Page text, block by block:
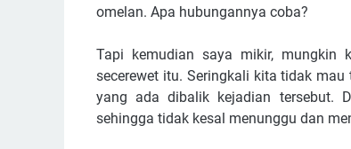
omelan. Apa hubungannya coba?
Tapi kemudian saya mikir, mungkin
secerewet itu. Seringkali kita tidak
yang ada dibalik kejadian tersebut.
sehingga tidak kesal menunggu dan